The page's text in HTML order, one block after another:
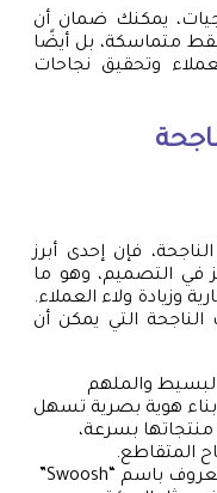
يمكنك ضمان أن
متماسكة، بل أيضًا
وتحقيق نجاحات
فإن إحدى أبرز
في التصميم، وهو ما
وزيادة ولاء العملاء.
التي يمكن أن
والملهم
هوية بصرية تسهل
بسرعة،
المتقاطع.
: الشعار المعروف باسم “Swoosh”